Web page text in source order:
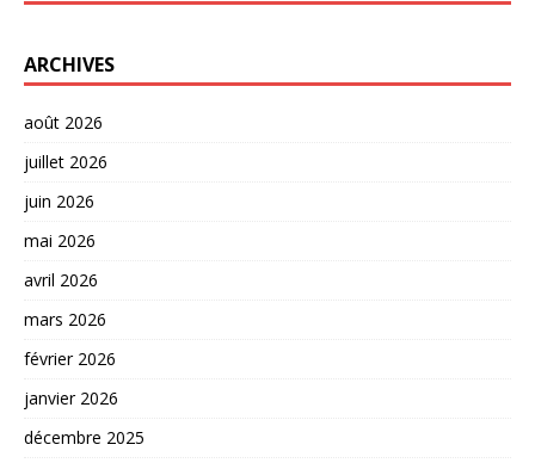
ARCHIVES
août 2026
juillet 2026
juin 2026
mai 2026
avril 2026
mars 2026
février 2026
janvier 2026
décembre 2025